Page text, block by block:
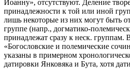
Иоанну», отсутствуют. Деление
принадлежности к той или иной
лишь некоторые из них могут быть
группе (напр., догматико-
принадлежат сразу к неск. группам.
«Богословские и полемические
указаны в примерном
датировки Янковяка и Бута, хотя